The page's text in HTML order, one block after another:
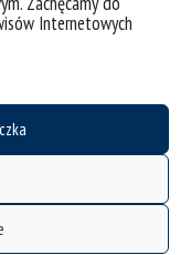
Internetowych